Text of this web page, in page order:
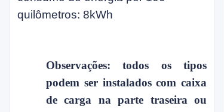
quilômetros: 8kWh
Observações: todos os tipos
podem ser instalados com caixa
de carga na parte traseira ou